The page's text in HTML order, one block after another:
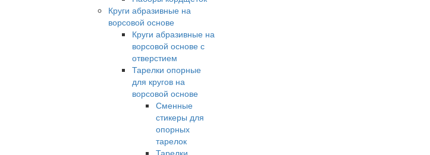
Круги абразивные на
ворсовой основе
Круги абразивные на
ворсовой основе с
отверстием
Тарелки опорные
для кругов на
ворсовой основе
Сменные
стикеры для
опорных
тарелок
Тарелки